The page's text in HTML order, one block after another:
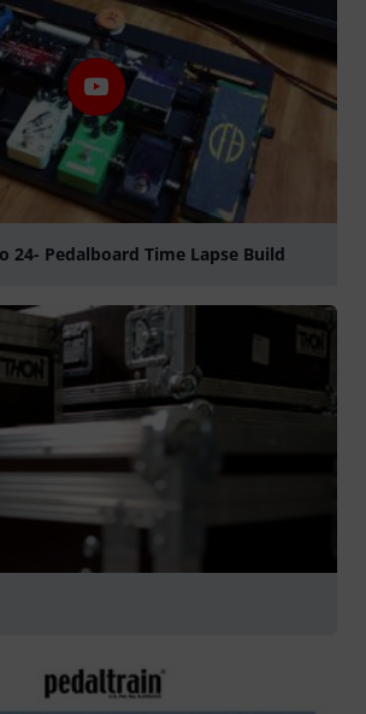
24- Pedalboard Time Lapse Build